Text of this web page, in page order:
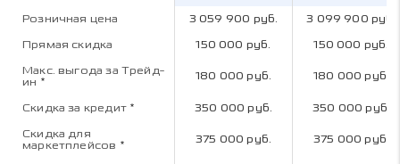
Розничная цена 3 059 900 руб. 3 099 900 руб.
Прямая скидка 150 000 руб. 150 000 руб.
Макс. выгода за Трейд-
ин * 180 000 руб. 180 000 руб.
Скидка за кредит * 350 000 руб. 350 000 руб.
Скидка для
маркетплейсов * 375 000 руб. 375 000 руб.